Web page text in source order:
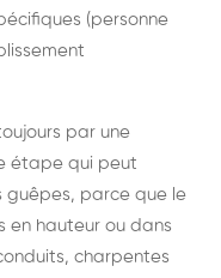
(personne
par une
étape qui peut
guêpes, parce que le
en hauteur ou dans
charpentes